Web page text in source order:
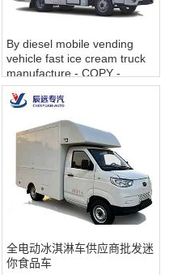
By diesel mobile vending
vehicle fast ice cream truck
manufacture - COPY -
7q2inn
全电动冰淇淋车供应商批发迷
你食品车